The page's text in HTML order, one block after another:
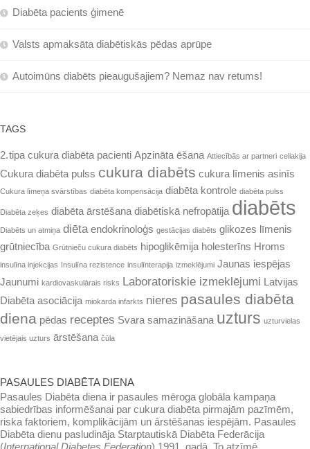
Diabēta pacients ģimenē
Valsts apmaksāta diabētiskās pēdas aprūpe
Autoimūns diabēts pieaugušajiem? Nemaz nav retums!
TAGS
2. tipa cukura diabēta pacienti Apzināta ēšana Attiecībās ar partneri celiakija
Cukura diabēta pulss cukura diabēts cukura līmenis asinīs
Cukura līmeņa svārstības diabēta kompensācija diabēta kontrole diabēta pulss
Diabēta zeķes diabēta ārstēšana diabētiskā nefropātija diabēts
Diabēts un atmiņa diēta endokrinoloģs gestācijas diabēts glikozes līmenis
grūtniecība Grūtnieču cukura diabēts hipoglikēmija holesterīns Hroms
insulīna injekcijas Insulīna rezistence insulīnterapija izmeklējumi Jaunas iespējas
Jaunumi kardiovaskulārais risks Laboratoriskie izmeklējumi
Latvijas
Diabēta asociācija miokarda infarkts nieres pasaules diabēta
diena pēdas receptes Svara samazināšana uzturs uzturvielas
vietējais uzturs ārstēšana čūla
PASAULES DIABĒTA DIENA
Pasaules Diabēta diena ir pasaules mē­roga globāla kampaņa
sabiedrības infor­mēšanai par cukura diabēta pirmajām pazīmēm,
riska faktoriem, kompli­kācijām un ārstēšanas iespējām. Pasaules
Diabēta dienu pasludināja Starptautiskā Diabēta Federācija
(International Dia­betes Federation) 1991. gadā. To atzīmē